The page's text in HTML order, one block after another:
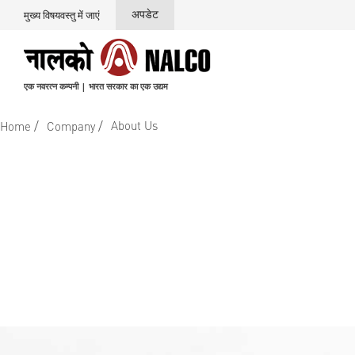
मुख्य विषयवस्तु में जाएं अपडेट
एक नवरत्न कम्पनी | भारत सरकार का एक उद्यम
Home / Company / About Us